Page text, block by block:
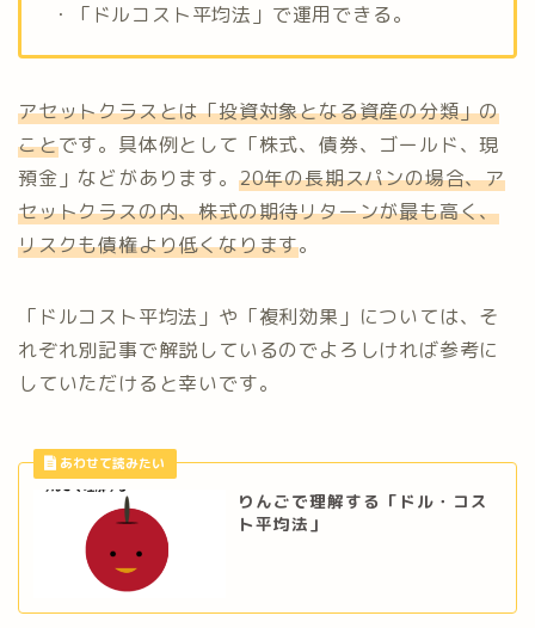
・「ドルコスト平均法」で運用できる。
アセットクラスとは「投資対象となる資産の分類」の
ことです。具体例として「株式、債券、ゴールド、現
預金」などがあります。 20年の長期スパンの場合、ア
セットクラスの内、株式の期待リターンが最も高く、
リスクも債権より低くなります。
「ドルコスト平均法」や「複利効果」については、そ
れぞれ別記事で解説しているのでよろしければ参考に
していただけると幸いです。
りんごで理解する「ドル・コス
ト平均法」